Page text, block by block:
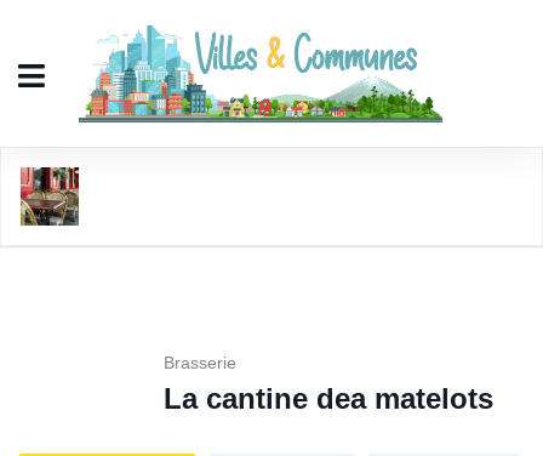
Brasserie
La cantine dea matelots